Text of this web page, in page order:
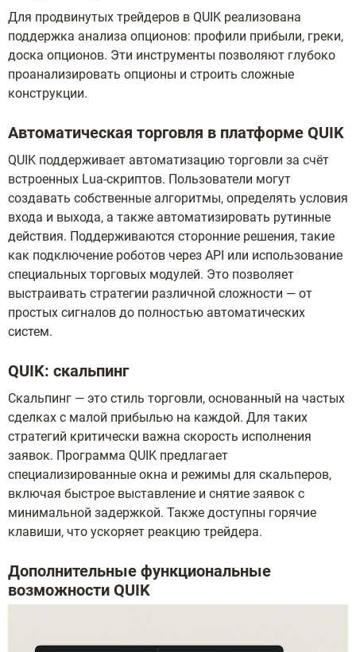
Для продвинутых трейдеров в QUIK реализована
поддержка анализа опционов: профили прибыли, греки,
доска опционов. Эти инструменты позволяют глубоко
проанализировать опционы и строить сложные
конструкции.
Автоматическая торговля в платформе QUIK
QUIK поддерживает автоматизацию торговли за счёт
встроенных Lua-скриптов. Пользователи могут
создавать собственные алгоритмы, определять условия
входа и выхода, а также автоматизировать рутинные
действия. Поддерживаются сторонние решения, такие
как подключение роботов через API или использование
специальных торговых модулей. Это позволяет
выстраивать стратегии различной сложности — от
простых сигналов до полностью автоматических
систем.
QUIK: скальпинг
Скальпинг — это стиль торговли, основанный на частых
сделках с малой прибылью на каждой. Для таких
стратегий критически важна скорость исполнения
заявок. Программа QUIK предлагает
специализированные окна и режимы для скальперов,
включая быстрое выставление и снятие заявок с
минимальной задержкой. Также доступны горячие
клавиши, что ускоряет реакцию трейдера.
Дополнительные функциональные
возможности QUIK